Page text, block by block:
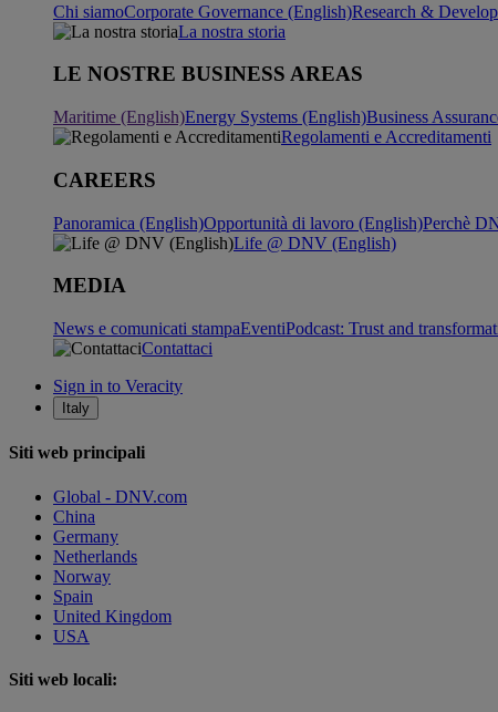
Chi siamoCorporate Governance (English)Research &
La nostra storia
LE NOSTRE BUSINESS AREAS
Maritime (English)Energy Systems (English)Business
Regolamenti e Accreditamenti
CAREERS
Panoramica (English)Opportunità di lavoro (English)Perchè
Life @ DNV (English)
MEDIA
News e comunicati stampaEventiPodcast: Trust and
Contattaci
Sign in to Veracity
Italy
Siti web principali
Global - DNV.com
China
Germany
Netherlands
Norway
Spain
United Kingdom
USA
Siti web locali: